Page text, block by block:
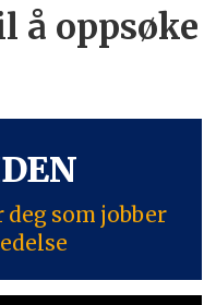
å oppsøke
som jobber